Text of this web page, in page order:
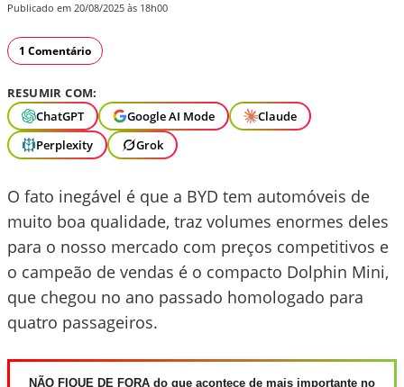
Publicado em 20/08/2025 às 18h00
1 Comentário
RESUMIR COM:
ChatGPT
Google AI Mode
Claude
Perplexity
Grok
O fato inegável é que a BYD tem automóveis de
muito boa qualidade, traz volumes enormes deles
para o nosso mercado com preços competitivos e
o campeão de vendas é o compacto Dolphin Mini,
que chegou no ano passado homologado para
quatro passageiros.
NÃO FIQUE DE FORA do que acontece de mais importante no